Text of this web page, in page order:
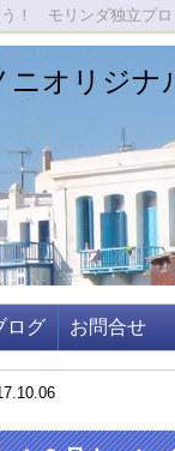
！ モリンダ独立プ
オリジ
ログ お問合せ